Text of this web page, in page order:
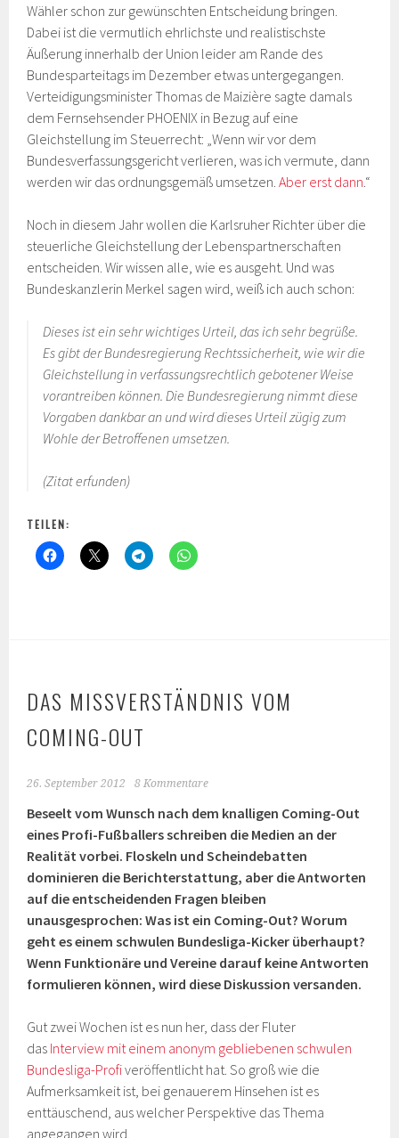
Wähler schon zur gewünschten Entscheidung bringen.
Dabei ist die vermutlich ehrlichste und realistischste
Äußerung innerhalb der Union leider am Rande des
Bundesparteitags im Dezember etwas untergegangen.
Verteidigungsminister Thomas de Maizière sagte damals
dem Fernsehsender PHOENIX in Bezug auf eine
Gleichstellung im Steuerrecht: „Wenn wir vor dem
Bundesverfassungsgericht verlieren, was ich vermute, dann
werden wir das ordnungsgemäß umsetzen.Aber erst dann .“
Noch in diesem Jahr wollen die Karlsruher Richter über die
steuerliche Gleichstellung der Lebenspartnerschaften
entscheiden. Wir wissen alle, wie es ausgeht. Und was
Bundeskanzlerin Merkel sagen wird, weiß ich auch schon:
Dieses ist ein sehr wichtiges Urteil, das ich sehr begrüße.
Es gibt der Bundesregierung Rechtssicherheit, wie wir die
Gleichstellung in verfassungsrechtlich gebotener Weise
vorantreiben können. Die Bundesregierung nimmt diese
Vorgaben dankbar an und wird dieses Urteil zügig zum
Wohle der Betroffenen umsetzen.
(Zitat erfunden)
TEILEN:
DAS MISSVERSTÄNDNIS VOM
COMING-OUT
26. September 2012 8 Kommentare
Beseelt vom Wunsch nach dem knalligen Coming-Out
eines Profi-Fußballers schreiben die Medien an der
Realität vorbei. Floskeln und Scheindebatten
dominieren die Berichterstattung, aber die Antworten
auf die entscheidenden Fragen bleiben
unausgesprochen: Was ist ein Coming-Out? Worum
geht es einem schwulen Bundesliga-Kicker überhaupt?
Wenn Funktionäre und Vereine darauf keine Antworten
formulieren können, wird diese Diskussion versanden.
Gut zwei Wochen ist es nun her, dass der Fluter
das Interview mit einem anonym gebliebenen schwulen
Bundesliga-Profiveröffentlicht hat. So groß wie die
Aufmerksamkeit ist, bei genauerem Hinsehen ist es
enttäuschend, aus welcher Perspektive das Thema
angegangen wird.